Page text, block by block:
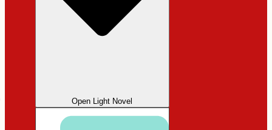
Open Light Novel